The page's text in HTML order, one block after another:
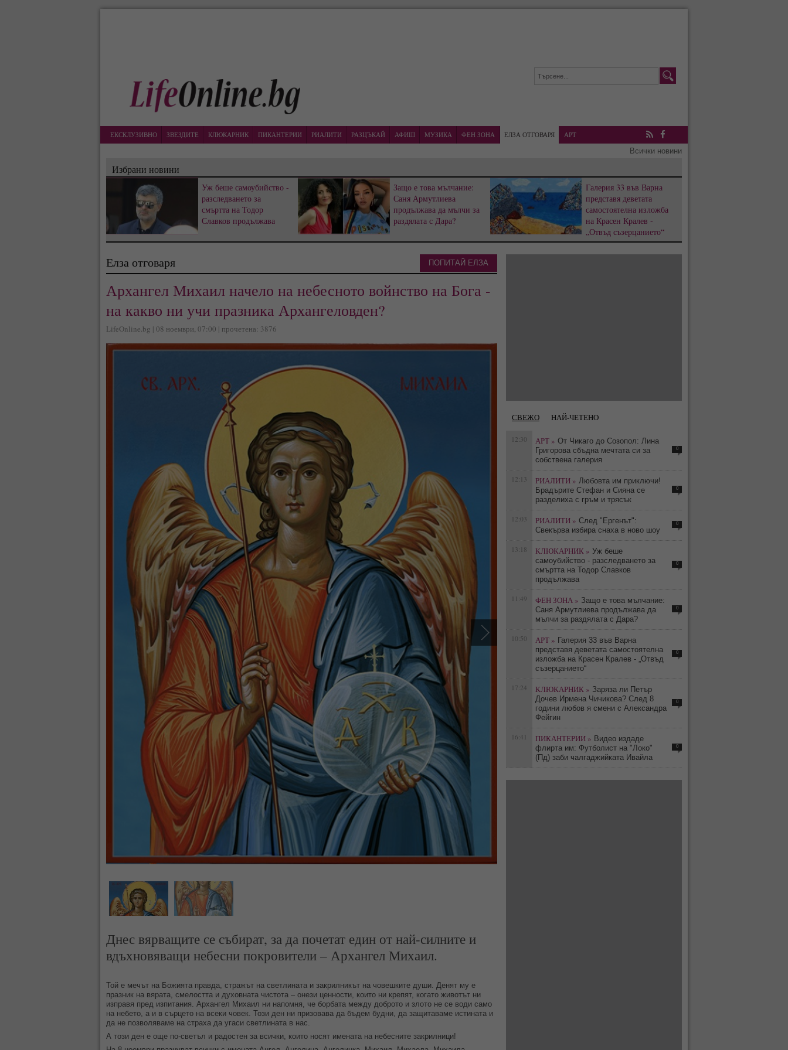
ЕКСКЛУЗИВНО ЗВЕЗДИТЕ КЛЮКАРНИК ПИКАНТЕРИИ РИАЛИТИ РАЗЦЪКАЙ АФИШ МУЗИКА ФЕН ЗОНА ЕЛЗА ОТГОВАРЯ
АРТ
RSS Facebook
Всички новини
Избрани новини
Уж беше самоубийство -
разследването за
смъртта на Тодор
Славков продължава
Защо е това мълчание:
Саня Армутлиева
продължава да мълчи за
раздялата с Дара?
Галерия 33 във Варна
представя деветата
самостоятелна изложба
на Красен Кралев -
„Отвъд съзерцанието“
Елза отговаря
Архангел Михаил начело на небесното войнство на Бога -
на какво ни учи празника Архангеловден?
LifeOnline.bg | 08 ноември, 07:00 | прочетена: 3876
Днес вярващите се събират, за да почетат един от най-силните и
вдъхновяващи небесни покровители – Архангел Михаил.
Той е мечът на Божията правда, стражът на светлината и закрилникът на човешките души. Денят му е
празник на вярата, смелостта и духовната чистота – онези ценности, които ни крепят, когато животът ни
изправя пред изпитания. Архангел Михаил ни напомня, че борбата между доброто и злото не се води само
на небето, а и в сърцето на всеки човек. Този ден ни призовава да бъдем будни, да защитаваме истината и
да не позволяваме на страха да угаси светлината в нас.
А този ден е още по-светъл и радостен за всички, които носят имената на небесните закрилници!
ПОПИТАЙ ЕЛЗА
СВЕЖО НАЙ-ЧЕТЕНО
12:30 АРТ » От Чикаго до Созопол: Лина
Григорова сбъдна мечтата си за
собствена галерия
0
12:13 РИАЛИТИ » Любовта им приключи!
Брадърите Стефан и Сияна се
разделиха с гръм и трясък
0
12:03 РИАЛИТИ » След "Ергенът":
Свекърва избира снаха в ново шоу
0
13:18 КЛЮКАРНИК » Уж беше
самоубийство - разследването за
смъртта на Тодор Славков
продължава
0
11:49 ФЕН ЗОНА » Защо е това мълчание:
Саня Армутлиева продължава да
мълчи за раздялата с Дара?
0
10:50 АРТ » Галерия 33 във Варна
представя деветата самостоятелна
изложба на Красен Кралев - „Отвъд
съзерцанието“
0
17:24 КЛЮКАРНИК » Заряза ли Петър
Дочев Ирмена Чичикова? След 8
години любов я смени с Александра
Фейгин
0
16:41 ПИКАНТЕРИИ » Видео издаде
флирта им: Футболист на "Локо"
(Пд) заби чалгаджийката Ивайла
0